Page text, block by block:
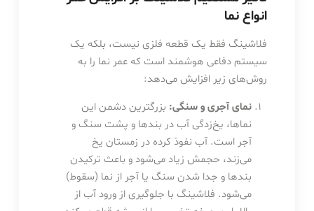
انواع نما
فلاشینگ فقط یک قطعه فلزی نیست، بلکه یک
سیستم دفاعی هوشمند است که عمر نما را به
روش‌های زیر افزایش می‌دهد:
نمای آجری و سنگی: بزرگترین دشمن این
نماها، یخ‌زدگی آب در بندها و پشت سنگ و
آجر است. آب نفوذ کرده در زمستان یخ
می‌زند، حجمش زیاد می‌شود و باعث ترکیدن
بندها و جدا شدن سنگ یا آجر از نما (سقوط)
می‌شود. فلاشینگ با جلوگیری از ورود آب از